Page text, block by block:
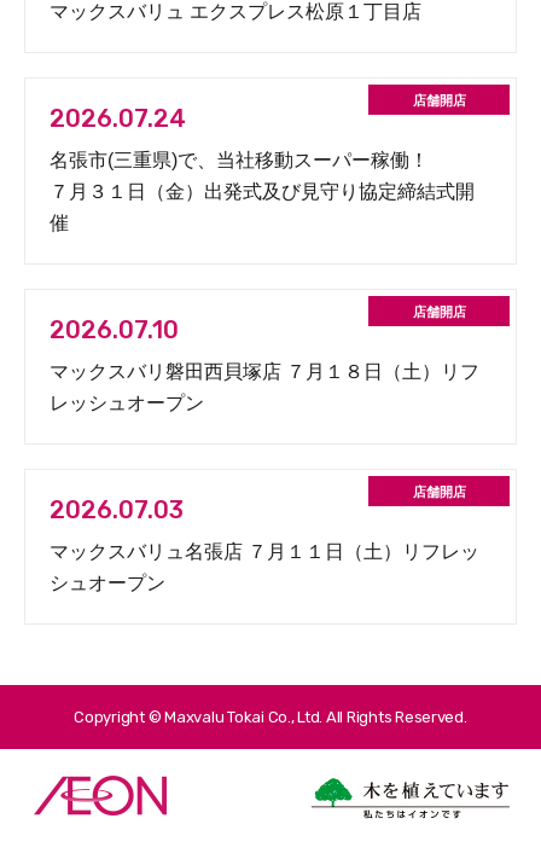
マックスバリュ エクスプレス松原１丁目店
2026.07.24
名張市(三重県)で、当社移動スーパー稼働！
７月３１日（金）出発式及び見守り協定締結式開
催
2026.07.10
マックスバリ磐田西貝塚店 ７月１８日（土）リフ
レッシュオープン
2026.07.03
マックスバリュ名張店 ７月１１日（土）リフレッ
シュオープン
Copyright © Maxvalu Tokai Co., Ltd. All Rights Reserved.